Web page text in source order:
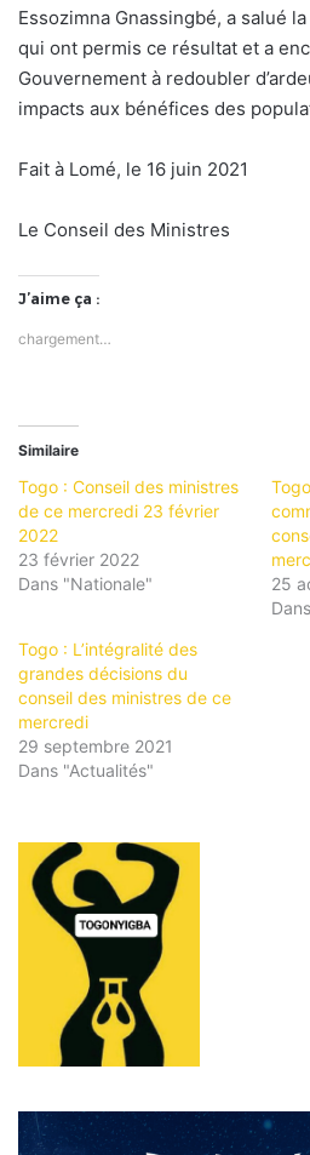
Essozimna Gnassingbé, a salué
qui ont permis ce résultat et a
Gouvernement à redoubler
impacts aux bénéfices des
Fait à Lomé, le 16 juin 2021
Le Conseil des Ministres
J’aime ça :
chargement…
Similaire
Togo : Conseil des ministres
de ce mercredi 23 février
2022
23 février 2022
Dans "Nationale"
25
Togo : L’intégralité des
grandes décisions du
conseil des ministres de ce
mercredi
29 septembre 2021
Dans "Actualités"